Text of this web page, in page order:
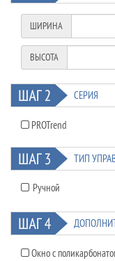
ШИРИНА
ВЫСОТА
СЕРИЯ
PROTrend
ТИП
Ручной
Окно с